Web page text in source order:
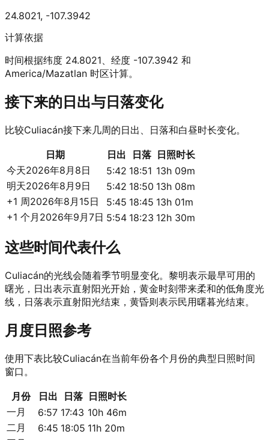
24.8021, -107.3942
计算依据
时间根据纬度 24.8021、经度 -107.3942 和
America/Mazatlan 时区计算。
接下来的日出与日落变化
比较Culiacán接下来几周的日出、日落和白昼时长变化。
日期 日出 日落
日照时长
今天2026年8月8日 5:42 18:51 13h 09m
明天2026年8月9日 5:42 18:50 13h 08m
+1 周2026年8月15日 5:45 18:45 13h 01m
+1 个月 2026年9月7日 5:54 18:23 12h 30m
这些时间代表什么
Culiacán的光线会随着季节明显变化。黎明表示最早可用的
曙光，日出表示直射阳光开始，黄金时刻带来柔和的低角度光
线，日落表示直射阳光结束，黄昏则表示民用曙暮光结束。
月度日照参考
使用下表比较Culiacán在当前年份各个月份的典型日照时间
窗口。
月份 日出 日落 日照时长
一月
6:57 17:43 10h 46m
二月
6:45 18:05 11h 20m